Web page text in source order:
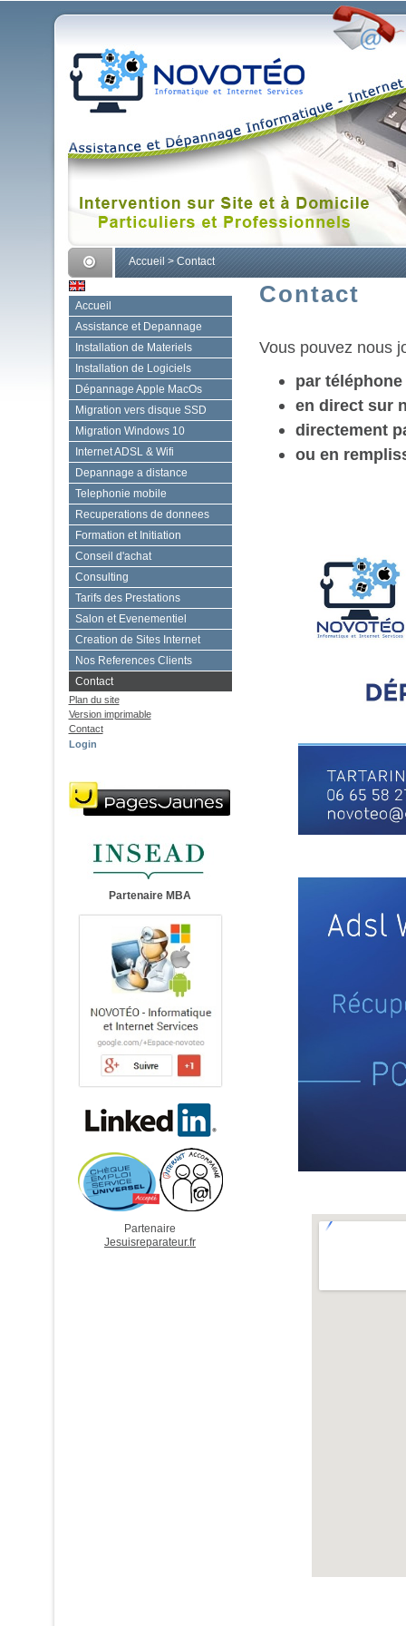
Accueil > Contact
Accueil
Assistance et Depannage
Installation de Materiels
Installation de Logiciels
Dépannage Apple MacOs
Migration vers disque SSD
Migration Windows 10
Internet ADSL & Wifi
Depannage a distance
Telephonie mobile
Recuperations de donnees
Formation et Initiation
Conseil d'achat
Consulting
Tarifs des Prestations
Salon et Evenementiel
Creation de Sites Internet
Nos References Clients
Contact
Plan du site
Version imprimable
Contact
Login
Partenaire MBA
Partenaire
Jesuisreparateur.fr
Contact
Vous pouvez nous
par téléphone
en direct sur
directement
ou en